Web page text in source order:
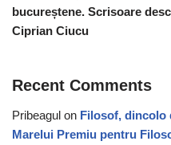
bucureștene. Scrisoare
Ciprian Ciucu
Recent Comments
Pribeagul on Filosof, dincolo
Marelui Premiu pentru